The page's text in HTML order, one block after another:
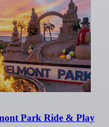
Park Ride & Play